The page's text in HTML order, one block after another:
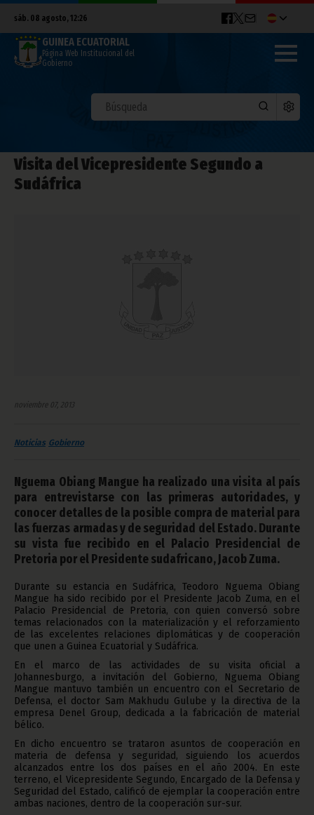
sáb. 08 agosto, 12:26
GUINEA ECUATORIAL
Página Web Institucional del
Gobierno
Visita del Vicepresidente Segundo a
Sudáfrica
noviembre 07, 2013
Noticias Gobierno
Nguema Obiang Mangue ha realizado una visita al país
para entrevistarse con las primeras autoridades, y
conocer detalles de la posible compra de material para
las fuerzas armadas y de seguridad del Estado. Durante
su vista fue recibido en el Palacio Presidencial de
Pretoria por el Presidente sudafricano, Jacob Zuma.
Durante su estancia en Sudáfrica, Teodoro Nguema Obiang
Mangue ha sido recibido por el Presidente Jacob Zuma, en el
Palacio Presidencial de Pretoria, con quien conversó sobre
temas relacionados con la materialización y el reforzamiento
de las excelentes relaciones diplomáticas y de cooperación
que unen a Guinea Ecuatorial y Sudáfrica.
En el marco de las actividades de su visita oficial a
Johannesburgo, a invitación del Gobierno, Nguema Obiang
Mangue mantuvo también un encuentro con el Secretario de
Defensa, el doctor Sam Makhudu Gulube y la directiva de la
empresa Denel Group, dedicada a la fabricación de material
bélico.
En dicho encuentro se trataron asuntos de cooperación en
materia de defensa y seguridad, siguiendo los acuerdos
alcanzados entre los dos países en el año 2004. En este
terreno, el Vicepresidente Segundo, Encargado de la Defensa y
Seguridad del Estado, calificó de ejemplar la cooperación entre
ambas naciones, dentro de la cooperación sur-sur.